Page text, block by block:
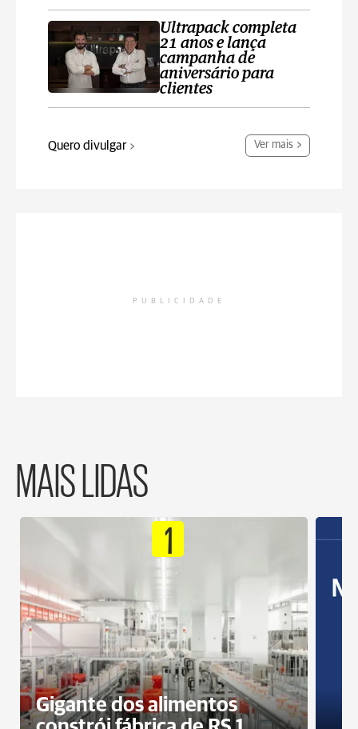
Ultrapack completa
21 anos e lança
campanha de
aniversário para
clientes
Quero divulgar Ver mais
PUBLICIDADE
MAIS LIDAS
1
Gigante dos alimentos